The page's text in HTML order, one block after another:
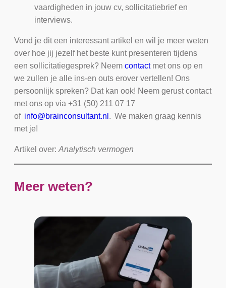
vaardigheden in jouw cv, sollicitatiebrief en
interviews.
Vond je dit een interessant artikel en wil je meer weten
over hoe jij jezelf het beste kunt presenteren tijdens
een sollicitatiegesprek? Neem contactmet ons op en
we zullen je alle ins-en outs erover vertellen! Ons
persoonlijk spreken? Dat kan ook! Neem gerust contact
met ons op via +31 (50) 211 07 17
of info@brainconsultant.nl . We maken graag kennis
met je!
Artikel over: Analytisch vermogen
Meer weten?